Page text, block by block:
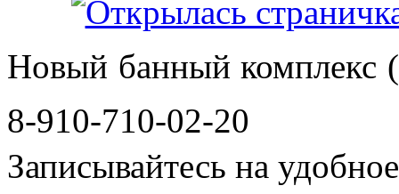
Новый банный комплекс
8-910-710-02-20
Записывайтесь на